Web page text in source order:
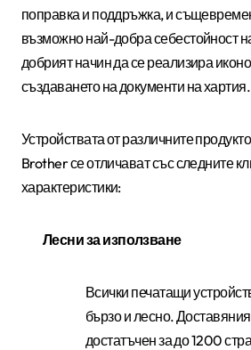
поправка и поддръжка, и
възможно най-добра себестойност
добрият начин да се реализира
създаването на документи на хартия.
Устройствата от различните
Brotherсе отличават със следните
характеристики:
Лесни за използване
Всички печатащи
бързо и лесно.
достатъчен за до1200